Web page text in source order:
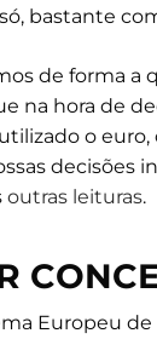
bastante
de forma a
na hora de
o
decisões
outras leituras.
Europeu de